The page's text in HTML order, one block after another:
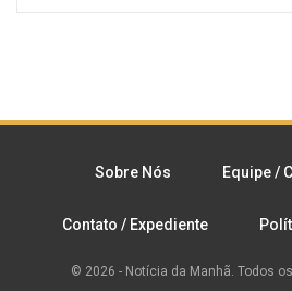
Sobre Nós Equipe /
Contato / Expediente
© 2026 - Notícia da Manhã. Todos